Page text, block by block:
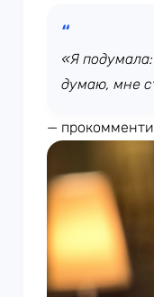
«Я
думаю, мне
—